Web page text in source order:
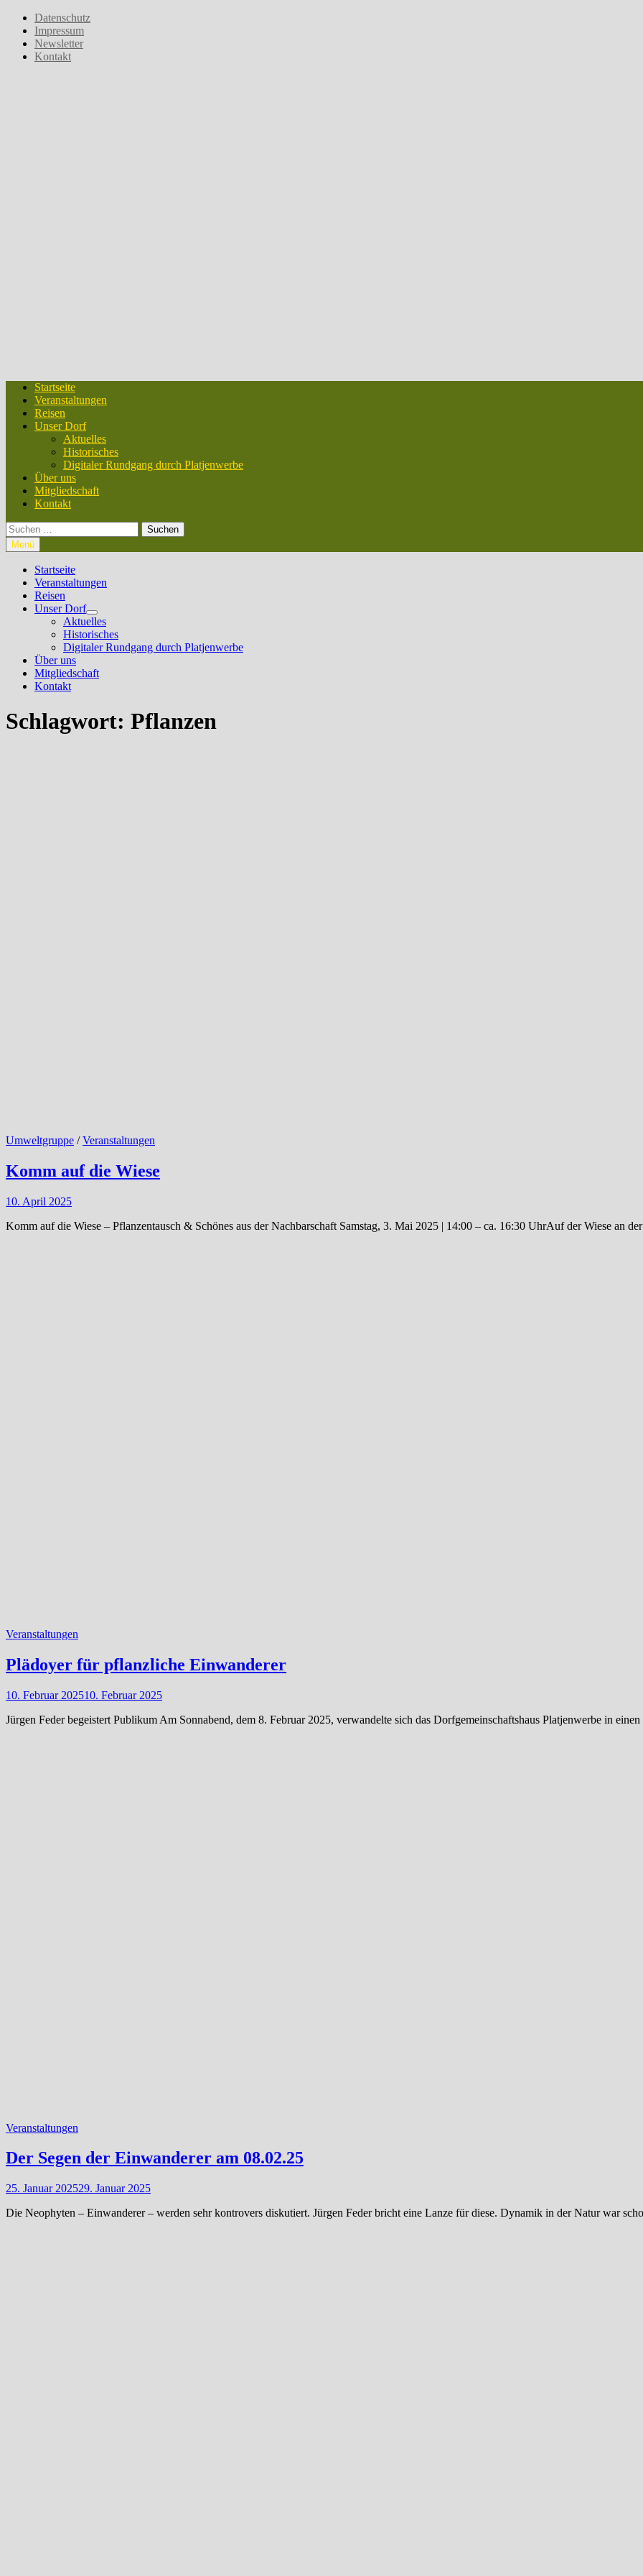
Zum
Inhalt
springen
Datenschutz
Impressum
Newsletter
Kontakt
Startseite
Veranstaltungen
Reisen
Unser Dorf
Aktuelles
Historisches
Digitaler Rundgang durch Platjenwerbe
Über uns
Mitgliedschaft
Kontakt
Suchen
nach:
Menü
Startseite
Veranstaltungen
Reisen
Unser Dorf
Untermenü
anzeigen
Aktuelles
Historisches
Digitaler Rundgang durch Platjenwerbe
Über uns
Mitgliedschaft
Kontakt
Schlagwort: Pflanzen
Umweltgruppe /Veranstaltungen
Komm auf die Wiese
10. April 2025
Komm auf die Wiese – Pflanzentausch & Schönes aus der Nachbarschaft Samstag, 3. Mai 2025 | 14:00 – ca. 16:30 UhrAuf der Wiese an
Veranstaltungen
Plädoyer für pflanzliche Einwanderer
10. Februar 202510. Februar 2025
Jürgen Feder begeistert Publikum Am Sonnabend, dem 8. Februar 2025, verwandelte sich das Dorfgemeinschaftshaus Platjenwerbe in
Veranstaltungen
Der Segen der Einwanderer am 08.02.25
25. Januar 202529. Januar 2025
Die Neophyten – Einwanderer – werden sehr kontrovers diskutiert. Jürgen Feder bricht eine Lanze für diese. Dynamik in der Natur war